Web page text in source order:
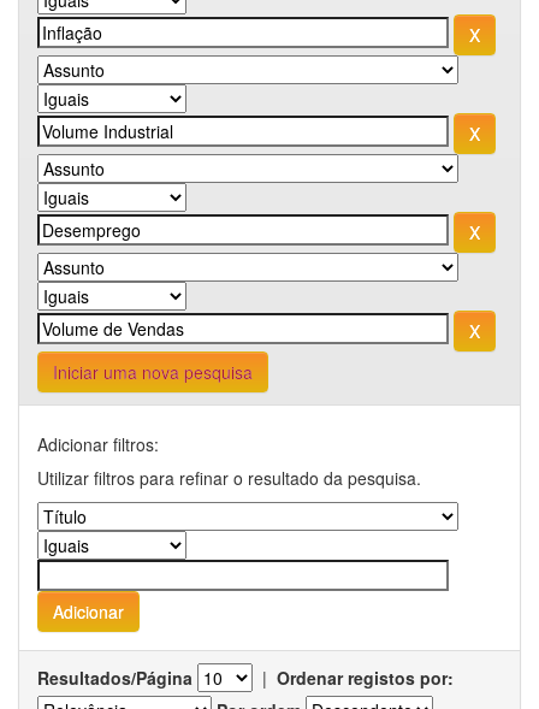
Iniciar uma nova pesquisa
Adicionar filtros:
Utilizar filtros para refinar o resultado da pesquisa.
Resultados/Página | Ordenar registos por: